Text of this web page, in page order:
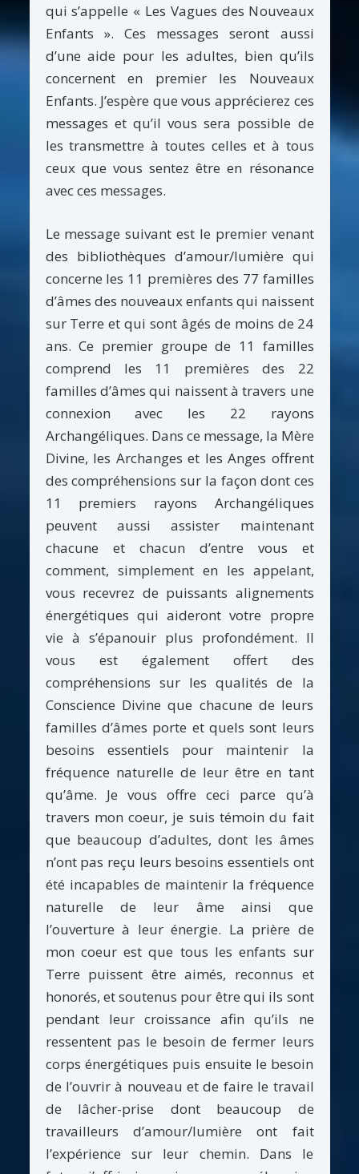
qui s’appelle « Les Vagues des Nouveaux
Enfants ». Ces messages seront aussi
d’une aide pour les adultes, bien qu’ils
concernent en premier les Nouveaux
Enfants. J’espère que vous apprécierez ces
messages et qu’il vous sera possible de
les transmettre à toutes celles et à tous
ceux que vous sentez être en résonance
avec ces messages.
Le message suivant est le premier venant
des bibliothèques d’amour/lumière qui
concerne les 11 premières des 77 familles
d’âmes des nouveaux enfants qui naissent
sur Terre et qui sont âgés de moins de 24
ans. Ce premier groupe de 11 familles
comprend les 11 premières des 22
familles d’âmes qui naissent à travers une
connexion avec les 22 rayons
Archangéliques. Dans ce message, la Mère
Divine, les Archanges et les Anges offrent
des compréhensions sur la façon dont ces
11 premiers rayons Archangéliques
peuvent aussi assister maintenant
chacune et chacun d’entre vous et
comment, simplement en les appelant,
vous recevrez de puissants alignements
énergétiques qui aideront votre propre
vie à s’épanouir plus profondément. Il
vous est également offert des
compréhensions sur les qualités de la
Conscience Divine que chacune de leurs
familles d’âmes porte et quels sont leurs
besoins essentiels pour maintenir la
fréquence naturelle de leur être en tant
qu’âme. Je vous offre ceci parce qu’à
travers mon coeur, je suis témoin du fait
que beaucoup d’adultes, dont les âmes
n’ont pas reçu leurs besoins essentiels ont
été incapables de maintenir la fréquence
naturelle de leur âme ainsi que
l’ouverture à leur énergie. La prière de
mon coeur est que tous les enfants sur
Terre puissent être aimés, reconnus et
honorés, et soutenus pour être qui ils sont
pendant leur croissance afin qu’ils ne
ressentent pas le besoin de fermer leurs
corps énergétiques puis ensuite le besoin
de l’ouvrir à nouveau et de faire le travail
de lâcher-prise dont beaucoup de
travailleurs d’amour/lumière ont fait
l’expérience sur leur chemin. Dans le